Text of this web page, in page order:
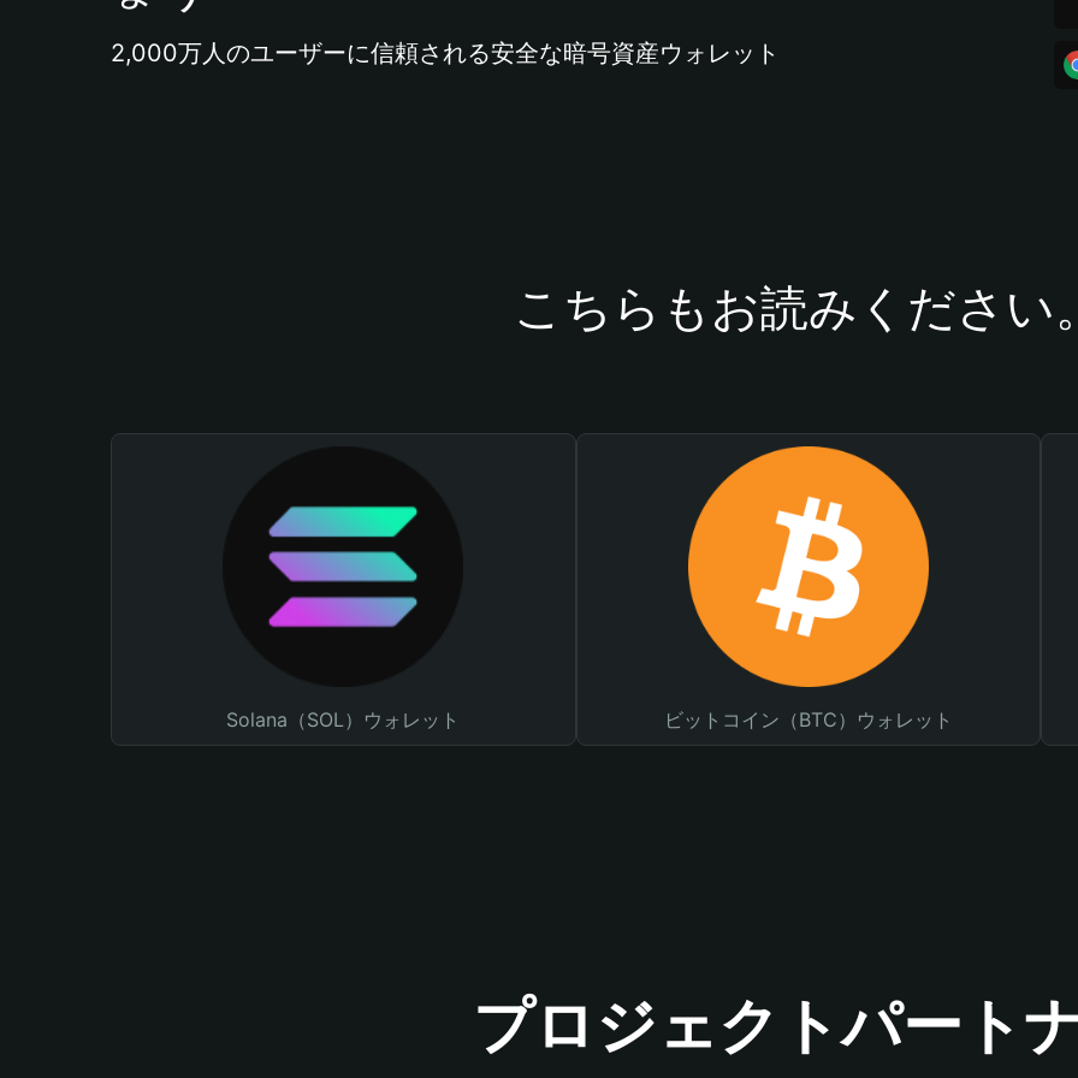
2,000万人のユーザーに信頼される安全な暗号資産ウォレット
こちらもお読みください
Solana（SOL）ウォレット ビットコイン（BTC）ウォレット
プロジェクトパート